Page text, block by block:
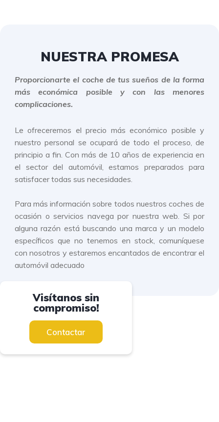
NUESTRA PROMESA
Proporcionarte el coche de tus sueños de la forma
más económica posible y con las menores
complicaciones.
Le ofreceremos el precio más económico posible y
nuestro personal se ocupará de todo el proceso, de
principio a fin. Con más de 10 años de experiencia en
el sector del automóvil, estamos preparados para
satisfacer todas sus necesidades.
Para más información sobre todos nuestros coches de
ocasión o servicios navega por nuestra web. Si por
alguna razón está buscando una marca y un modelo
específicos que no tenemos en stock, comuníquese
con nosotros y estaremos encantados de encontrar el
automóvil adecuado
Visítanos sin
compromiso!
Contactar